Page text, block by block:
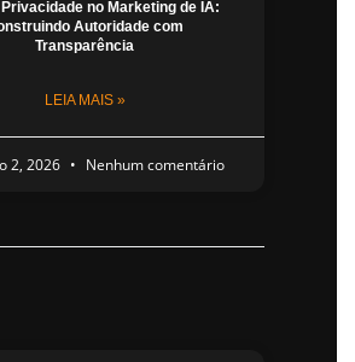
Privacidade no Marketing de IA:
Autoridade com
Transparência
LEIA MAIS »
2, 2026 Nenhum comentário